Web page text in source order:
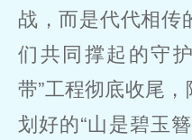
战，而是代代相传
们共同撑起的守
带”工程彻底收尾
划好的“山是碧玉